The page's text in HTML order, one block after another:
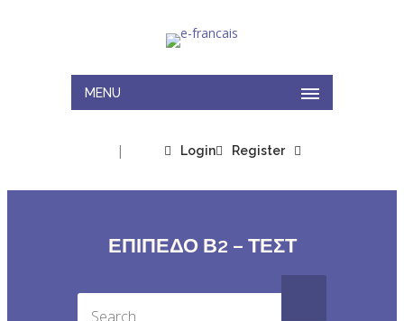
MENU
Login
| Register
ΕΠΙΠΕΔΟ Β2 – ΤΕΣΤ